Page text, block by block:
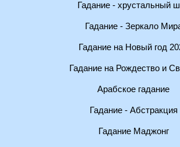
Гадание - хрустальный
Гадание - Зеркало
Гадание на Новый год
Гадание на Рождество и
Арабское гадание
Гадание - Абстракция
Гадание Маджонг